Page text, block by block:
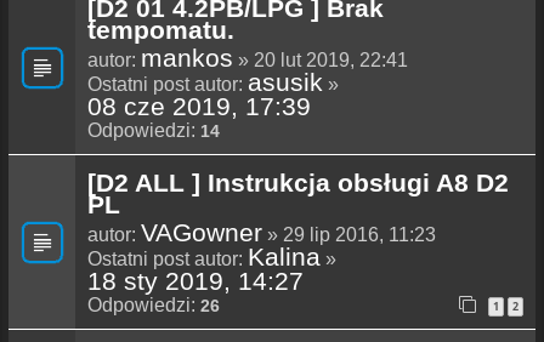
[D2 01 4.2PB/LPG ] Brak
tempomatu.
autor: mankos » 20 lut 2019, 22:41
Ostatni post autor: asusik »
08 cze 2019, 17:39
Odpowiedzi: 14
[D2 ALL ] Instrukcja obsługi A8 D2
PL
autor: VAGowner » 29 lip 2016, 11:23
Ostatni post autor: Kalina »
18 sty 2019, 14:27
Odpowiedzi: 26 1 2